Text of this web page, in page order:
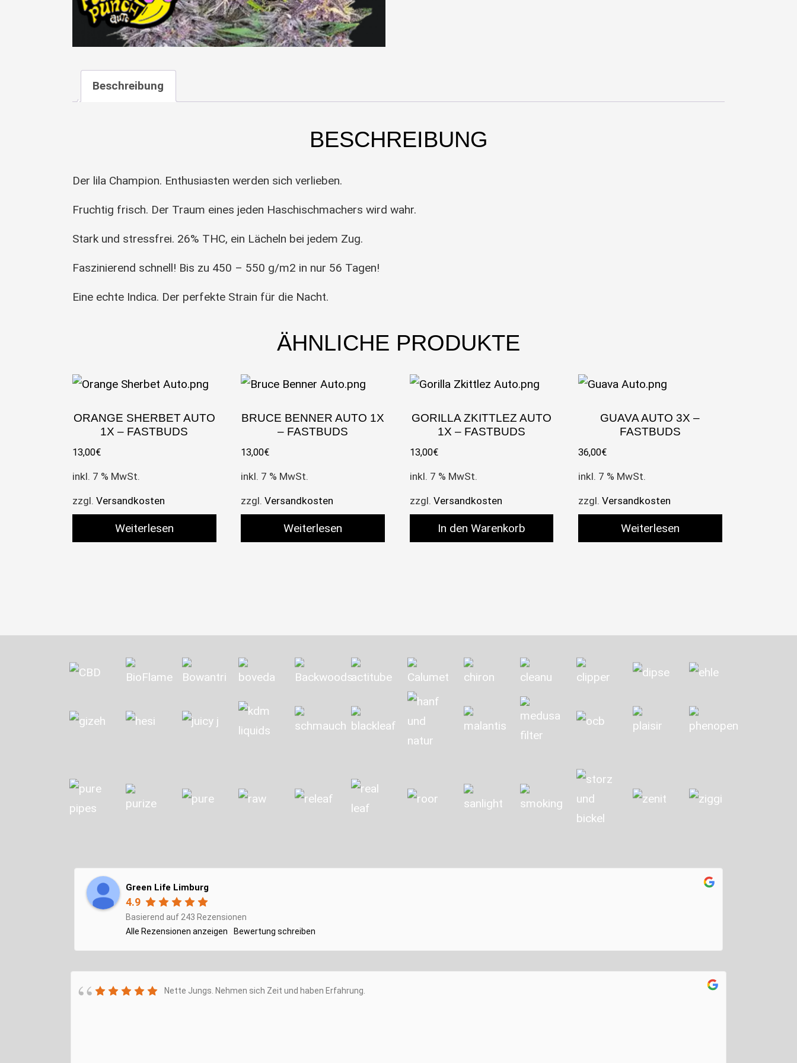
Beschreibung
BESCHREIBUNG
Der lila Champion. Enthusiasten werden sich verlieben.
Fruchtig frisch. Der Traum eines jeden Haschischmachers wird wahr.
Stark und stressfrei. 26% THC, ein Lächeln bei jedem Zug.
Faszinierend schnell! Bis zu 450 – 550 g/m2 in nur 56 Tagen!
Eine echte Indica. Der perfekte Strain für die Nacht.
ÄHNLICHE PRODUKTE
ORANGE SHERBET AUTO
1X – FASTBUDS
13,00€
inkl. 7 % MwSt.
zzgl. Versandkosten
Weiterlesen
BRUCE BENNER AUTO 1X
– FASTBUDS
13,00€
inkl. 7 % MwSt.
zzgl.Versandkosten
Weiterlesen
GORILLA ZKITTLEZ AUTO
1X – FASTBUDS
13,00€
inkl. 7 % MwSt.
zzgl. Versandkosten
In den Warenkorb
GUAVA AUTO 3X –
FASTBUDS
36,00€
inkl. 7 % MwSt.
zzgl.Versandkosten
Weiterlesen
Green Life Limburg
4.9
Basierend auf 243 Rezensionen
Alle Rezensionen anzeigen
Bewertung schreiben
Nette Jungs. Nehmen sich Zeit und haben Erfahrung.